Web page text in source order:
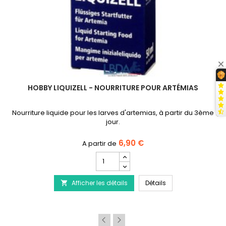
HOBBY LIQUIZELL - NOURRITURE POUR ARTÉMIAS
Nourriture liquide pour les larves d'artemias, à partir du 3ème
jour.
6,90 €
quantité
du
produit
HOBBY
Nourriture
 Afficher les détails DétailsHOBBY Liquizell -